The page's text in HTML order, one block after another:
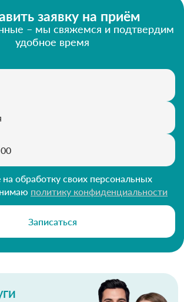
заявку на приём
– мы свяжемся и подтвердим
удобное время
обработку своих персональных
политику конфиденциальности
Записаться